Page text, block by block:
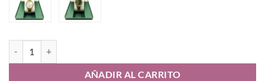
AÑADIR AL CARRITO